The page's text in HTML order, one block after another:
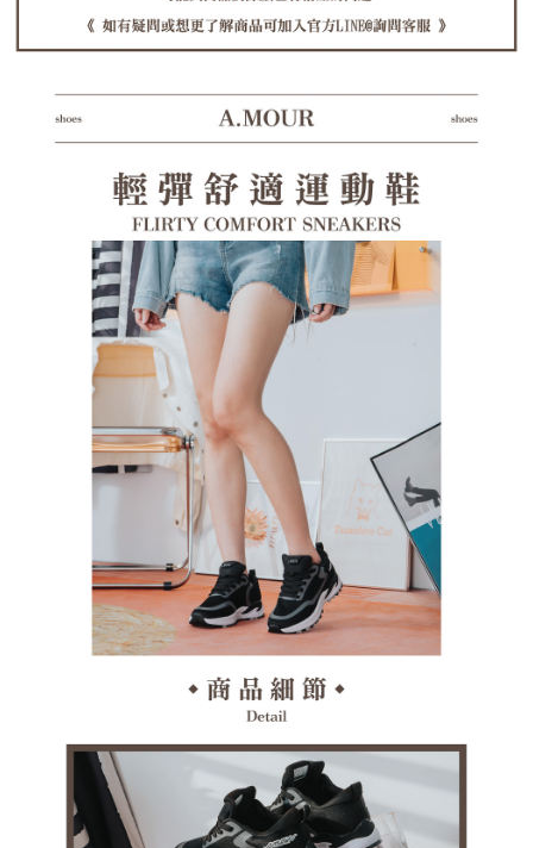
※ 請注意：結帳手續完成當下不需立刻繳費，但若您需要取消訂單，請聯絡
購買商品的店家。未經商家同意取消之訂單仍視為有效，需透過AFTEE先享
※ 交易是否成功請以「AFTEE先享後付 」之結帳頁面顯示為準，若有關於
是否繳費成功／繳費後需取消欲退款等相關疑問，請聯繫「AFTEE先享後付
客戶支援中心」https://netprotections.freshdesk.com/support/home
【注意事項】
１．透過由恩沛科技股份有限公司提供之「AFTEE先享後付」服務完成之交
易，需依本服務之必要範圍內提供個人資料，並將交易相關給付款項請求債
權轉讓予恩沛科技股份有限公司。
２．關於個人資料處理事宜，請瀏覽以下網址：
https://aftee.tw/terms/#terms3
３．未成年的使用者請事先徵得法定代理人或監護人之同意方可使用
「AFTEE先享後付」，若未經同意申辦者引起之損失，本公司不負相關責
４．使用「AFTEE先享後付」時，將依據個別帳號之用戶狀況，依本公司即
時審查核予不同之上限額度；若仍有額度不足之情形，本公司將視審查結果
５．嚴禁一人註冊多個帳號或使用他人資訊註冊。若發現惡意使用之情形，
恩沛科技股份有限公司將有權停止該用戶之使用額度並採取法律行動。
7-11取貨付款
每筆NT$60，滿NT$1,380(含以上)免運費
付款後7-11取貨
每筆NT$60，滿NT$1,380(含以上)免運費
每筆NT$100，滿NT$1,380(含以上)免運費
郵局(離島專用)
每筆NT$125，滿NT$1,380(含以上)免運費
海外宅配（貨到付運費）